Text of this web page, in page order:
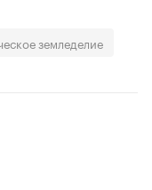
земледелие